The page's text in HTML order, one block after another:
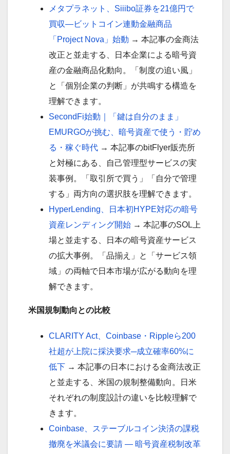
メタプラネット、Siiibo証券を21億円で
買収—ビットコイン連動金融商品
「Project Nova」始動 → 本記事の金商法
改正と並走する、日本企業による暗号資
産の金融商品化動向。「制度の追い風」
と「個別企業の判断」が共鳴する構造を
理解できます。
SecondFi始動｜「鍵は自分のまま」
EMURGOが挑む、暗号資産で使う・貯め
る・稼ぐ時代 → 本記事のbitFlyer販売所
と対極にある、自己管理型サービスの実
装事例。「取引所で買う」「自分で管理
する」両方向の選択肢を理解できます。
HyperLending、日本初HYPE対応の暗号
資産レンディング開始 → 本記事のSOL上
場と並走する、日本の暗号資産サービス
の拡大事例。「品揃え」と「サービス領
域」の両軸で日本市場が広がる動向を理
解できます。
米国規制動向との比較
CLARITY Act、Coinbase・Rippleら200
社超が上院に採決要求─成立確率60%に
低下 → 本記事の日本における金商法改正
と並走する、米国の規制整備動向。日米
それぞれの制度設計の違いを比較理解で
きます。
Coinbase、ステーブルコイン決済の課税
撤廃を米議会に要請 ― 暗号資産税制改革